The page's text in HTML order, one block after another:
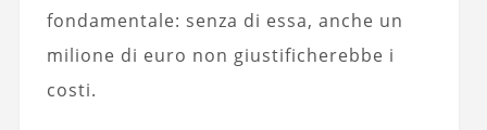
fondamentale: senza di essa, anche un
milione di euro non giustificherebbe i
costi.